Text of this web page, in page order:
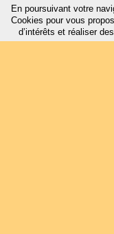
En poursuivant votre
Cookies pour vous
d’intérêts et réaliser